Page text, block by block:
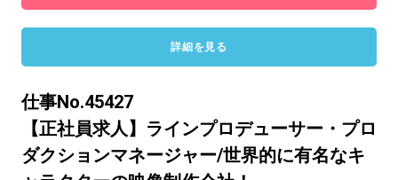
詳細を見る
仕事No.45427
【正社員求人】ラインプロデューサー・プロ
ダクションマネージャー/世界的に有名なキ